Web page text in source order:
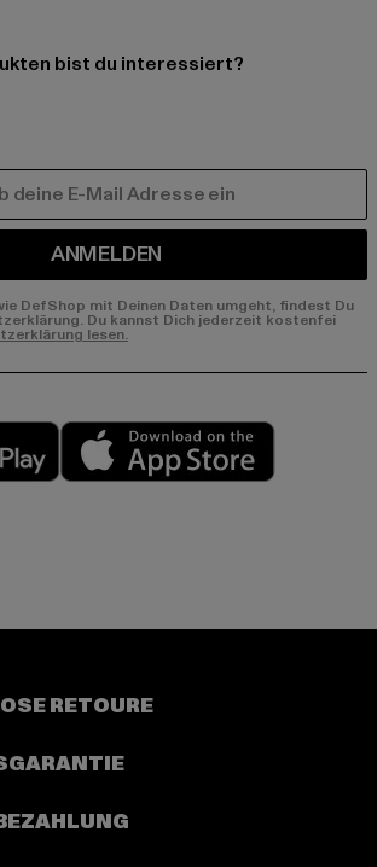
bist du interessiert?
ANMELDEN
DefShop mit Deinen Daten umgeht, findest Du
Du kannst Dich jederzeit kostenfei
lesen.
Play market
RETOURE